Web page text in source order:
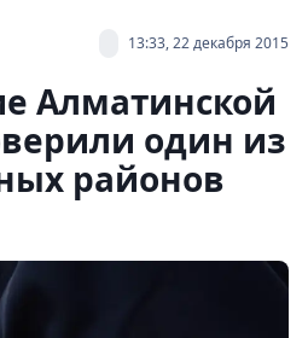
13:33, 22 декабря 2015
Алматинской
один из
районов